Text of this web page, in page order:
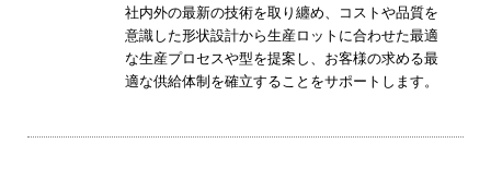
社内外の最新の技術を取り纏め、コストや品質を
意識した形状設計から生産ロットに合わせた最適
な生産プロセスや型を提案し、お客様の求める最
適な供給体制を確立することをサポートします。